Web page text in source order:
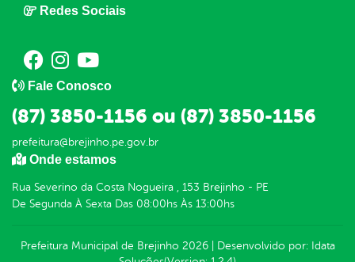
Redes Sociais
Fale Conosco
(87) 3850-1156 ou (87) 3850-1156
prefeitura@brejinho.pe.gov.br
Onde estamos
Rua Severino da Costa Nogueira , 153 Brejinho - PE
De Segunda À Sexta Das 08:00hs Às 13:00hs
Prefeitura Municipal de Brejinho 2026| Desenvolvido por: Idata